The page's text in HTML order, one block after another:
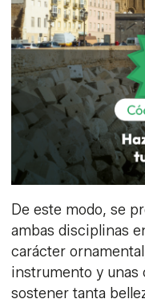
De este modo, se
ambas disciplinas
carácter
instrumento y unas
sostener tanta